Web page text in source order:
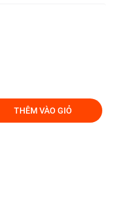
THÊM VÀO GIỎ